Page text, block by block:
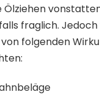
fraglich.
folgenden